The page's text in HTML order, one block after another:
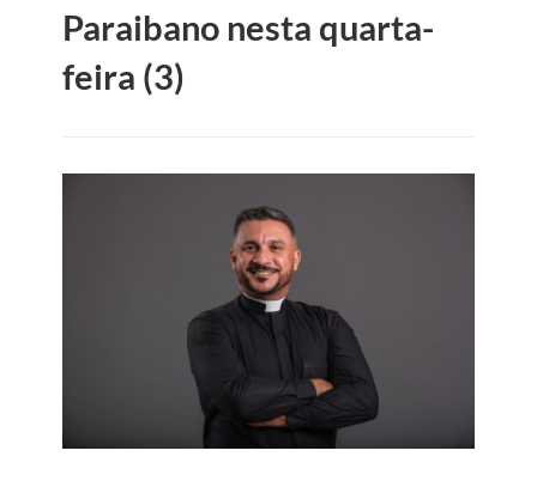
Paraibano nesta quarta-
feira (3)